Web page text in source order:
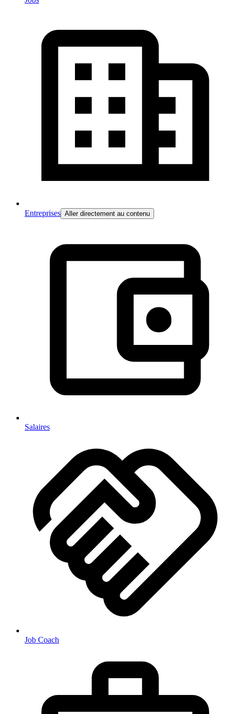
Entreprises Aller directement au contenu
Salaires
Job Coach